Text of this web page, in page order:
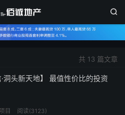

共 13 篇文章
·洞头新天地】 最值性价比的投资
目 阅读(3123)